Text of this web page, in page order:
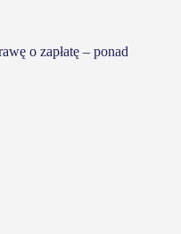
o zapłatę – ponad